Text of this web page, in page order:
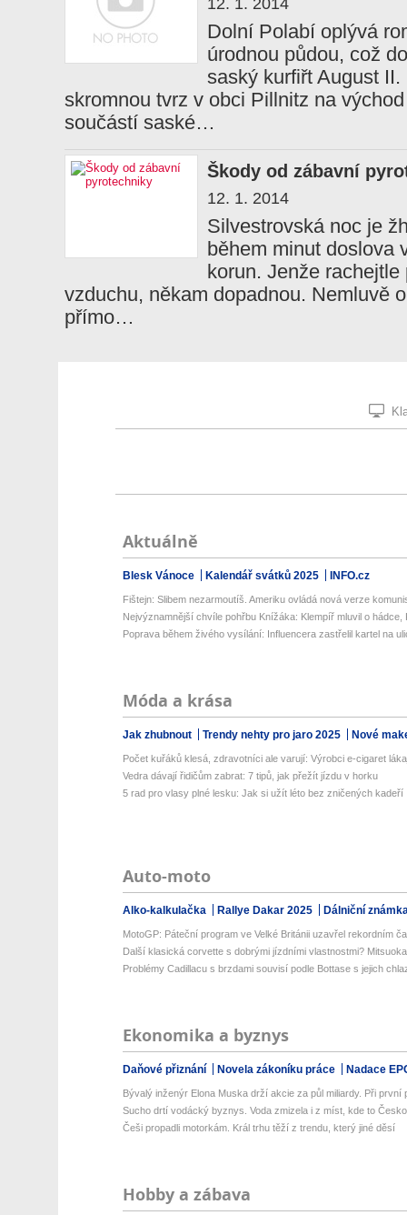
12. 1. 2014
Dolní Polabí oplývá
úrodnou půdou, což
saský kurfiřt August
skromnou tvrz v obci Pillnitz na
součástí saské…
Škody od zábavní
12. 1. 2014
Silvestrovská noc je
během minut doslova
korun. Jenže
vzduchu, někam dopadnou. Nemluvě
přímo…
Aktuálně
Blesk Vánoce Kalendář svátků 2025 INFO.cz
Fištejn: Slibem nezarmoutíš. Ameriku ovládá nová verze
Nejvýznamnější chvíle pohřbu Knížáka: Klempíř mluvil o hádce,
Poprava během živého vysílání: Influencera zastřelil kartel na
Móda a krása
Jak zhubnout Trendy nehty pro jaro 2025 Nové
Počet kuřáků klesá, zdravotníci ale varují: Výrobci e-cigaret
Vedra dávají řidičům zabrat: 7 tipů, jak přežít jízdu v horku
5 rad pro vlasy plné lesku: Jak si užít léto bez zničených kadeří
Auto-moto
Alko-kalkulačka Rallye Dakar 2025 Dálniční
MotoGP: Páteční program ve Velké Británii uzavřel rekordním
Další klasická corvette s dobrými jízdními vlastnostmi?
Problémy Cadillacu s brzdami souvisí podle Bottase s jejich
Ekonomika a byznys
Daňové přiznání Novela zákoníku práce Nadace
Bývalý inženýr Elona Muska drží akcie za půl miliardy. Při první
Sucho drtí vodácký byznys. Voda zmizela i z míst, kde to
Češi propadli motorkám. Král trhu těží z trendu, který jiné děsí
Hobby a zábava